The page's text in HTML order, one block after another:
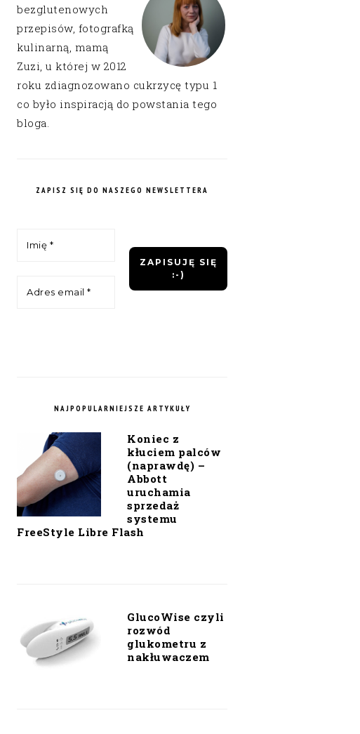
bezglutenowych
przepisów, fotografką
kulinarną, mamą
Zuzi, u której w 2012
roku zdiagnozowano cukrzycę typu 1
co było inspiracją do powstania tego
bloga.
ZAPISZ SIĘ DO NASZEGO NEWSLETTERA
NAJPOPULARNIEJSZE ARTYKUŁY
Koniec z
kłuciem palców
(naprawdę) –
Abbott
uruchamia
sprzedaż
systemu
FreeStyle Libre Flash
GlucoWise czyli
rozwód
glukometru z
nakłuwaczem